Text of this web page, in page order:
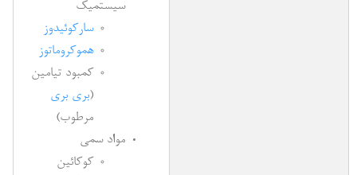
سیستمیک
سارکوئیدوز
هموکروماتوز
کمبود تیامین
(بری بری
مرطوب)
مواد سمی
کوکائین